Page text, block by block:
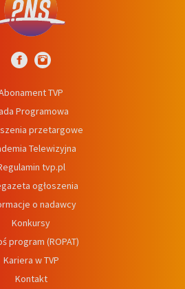
TVP
Programowa
przetargowe
Telewizyjna
tvp.pl
ogłoszenia
o nadawcy
Konkursy
program (ROPAT)
Kariera w TVP
Kontakt